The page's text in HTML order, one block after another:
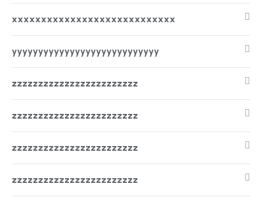
xxxxxxxxxxxxxxxxxxxxxxxxxxxx
yyyyyyyyyyyyyyyyyyyyyyyyyyyy
zzzzzzzzzzzzzzzzzzzzzzzz
zzzzzzzzzzzzzzzzzzzzzzzz
zzzzzzzzzzzzzzzzzzzzzzzz
zzzzzzzzzzzzzzzzzzzzzzzz